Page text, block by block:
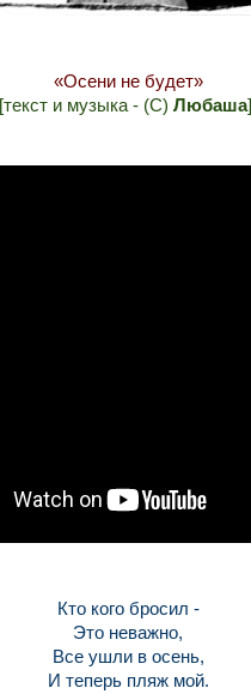
«Осени не будет»
[текст и музыка - (С) Любаша]
Кто кого бросил -
Это неважно,
Все ушли в осень,
И теперь пляж мой.